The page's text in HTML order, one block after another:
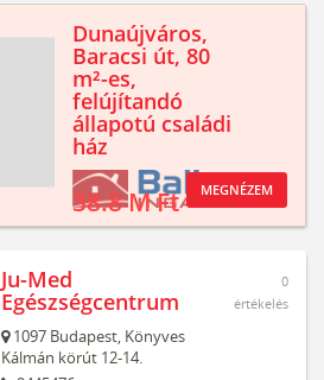
Dunaújváros,
Baracsi út, 80
m²-es,
felújítandó
állapotú családi
ház
38.8 M Ft MEGNÉZEM
Ju-Med
Egészségcentrum
1097 Budapest, Könyves
Kálmán körút 12-14.
0
értékelés